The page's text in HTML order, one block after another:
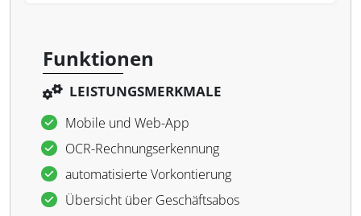
Funktionen
LEISTUNGSMERKMALE
Mobile und Web-App
OCR-Rechnungserkennung
automatisierte Vorkontierung
Übersicht über Geschäftsabos